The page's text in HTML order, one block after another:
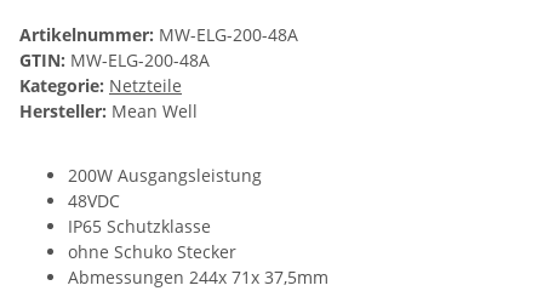
Artikelnummer: MW-ELG-200-48A
GTIN: MW-ELG-200-48A
Kategorie: Netzteile
Hersteller: Mean Well
200W Ausgangsleistung
48VDC
IP65 Schutzklasse
ohne Schuko Stecker
Abmessungen 244x 71x 37,5mm